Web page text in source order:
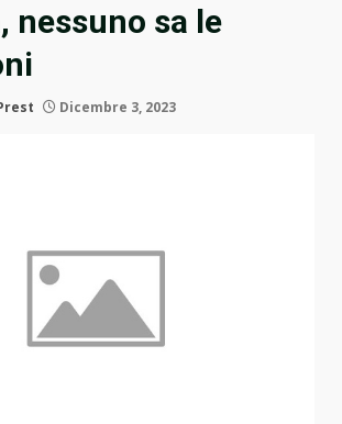
nessuno sa le
Dicembre 3, 2023